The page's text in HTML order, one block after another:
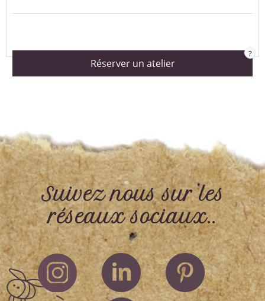
Réserver un atelier
?
Suivez nous sur les
réseaux sociaux..